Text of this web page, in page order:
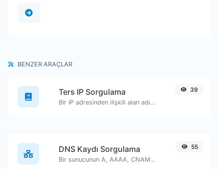
BENZER ARAÇLAR
Ters IP Sorgulama
Bir IP adresinden ilişkili alan adını/sunucuyu bulmaya çalışın.
39
DNS Kaydı Sorgulama
Bir sunucunun A, AAAA, CNAME, MX, NS, TXT, SOA DNS kayıtlarını bulun.
55